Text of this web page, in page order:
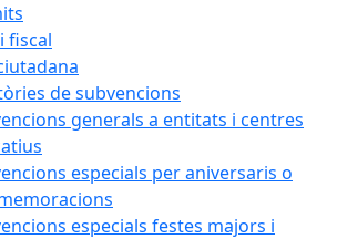
fiscal
de subvencions
generals a entitats i centres
especials per aniversaris o
especials festes majors i